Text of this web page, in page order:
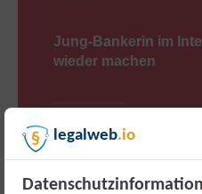
Jung-Bankerin im
wieder machen
Esther Reichholf ist 21 und
Bankkauffrau. Ihre Job-
einzigen Tag bereut. Im
legalweb.io
Datenschutzinformation